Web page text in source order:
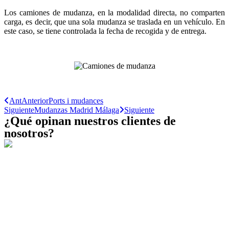
Los camiones de mudanza, en la modalidad directa, no comparten
carga, es decir, que una sola mudanza se traslada en un vehículo. En
este caso, se tiene controlada la fecha de recogida y de entrega.
AntAnteriorPorts i mudances
SiguienteMudanzas Madrid Málaga Siguiente
¿Qué opinan nuestros clientes de
nosotros?